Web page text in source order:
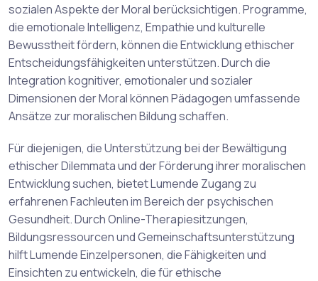
sozialen Aspekte der Moral berücksichtigen. Programme,
die emotionale Intelligenz, Empathie und kulturelle
Bewusstheit fördern, können die Entwicklung ethischer
Entscheidungsfähigkeiten unterstützen. Durch die
Integration kognitiver, emotionaler und sozialer
Dimensionen der Moral können Pädagogen umfassende
Ansätze zur moralischen Bildung schaffen.
Für diejenigen, die Unterstützung bei der Bewältigung
ethischer Dilemmata und der Förderung ihrer moralischen
Entwicklung suchen, bietet Lumende Zugang zu
erfahrenen Fachleuten im Bereich der psychischen
Gesundheit. Durch Online-Therapiesitzungen,
Bildungsressourcen und Gemeinschaftsunterstützung
hilft Lumende Einzelpersonen, die Fähigkeiten und
Einsichten zu entwickeln, die für ethische